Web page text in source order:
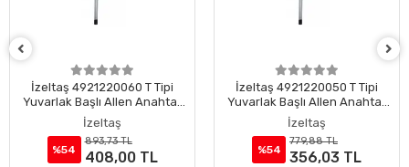
İzeltaş 4921220060 T Tipi
Yuvarlak Başlı Allen Anahtar
6 mm
İzeltaş
%54
893,73 TL
408,00 TL
İzeltaş 4921220050 T Tipi
Yuvarlak Başlı Allen Anahtar
5 mm
İzeltaş
%54
779,88 TL
356,03 TL